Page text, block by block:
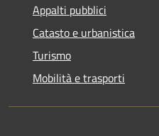
Appalti pubblici
Catasto e urbanistica
Turismo
Mobilità e trasporti